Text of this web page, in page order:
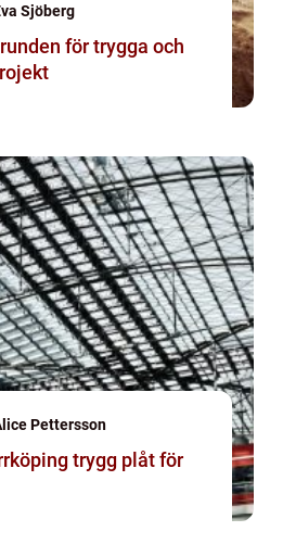
Sjöberg
för trygga och
Pettersson
plåt för